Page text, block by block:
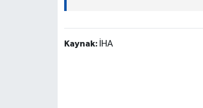
Kaynak: İHA